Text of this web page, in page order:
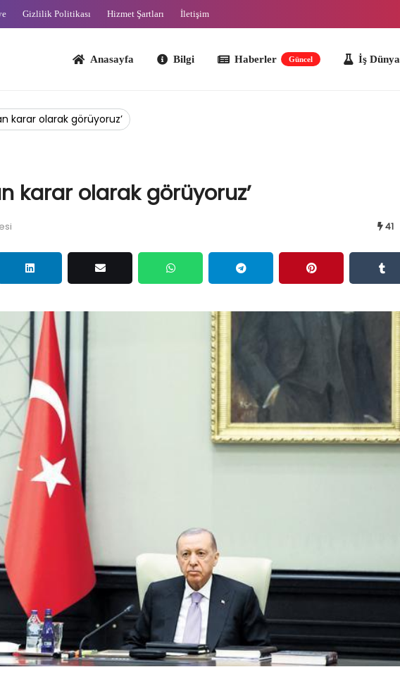
Gizlilik Politikası Hizmet Şartları İletişim
Anasayfa Haberler İş Dünyası
karar olarak görüyoruz’
karar olarak görüyoruz’
41